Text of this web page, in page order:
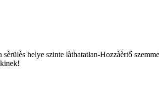
helye szinte làthatatlan-Hozzàèrtő